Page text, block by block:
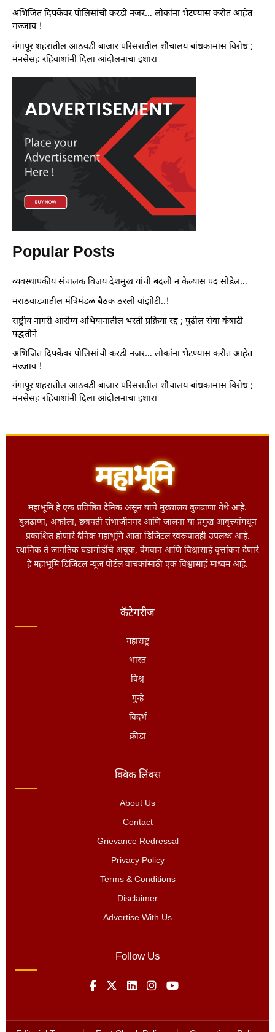
अभिजित दिपकेंवर पोलिसांची करडी नजर… लोकांना भेटण्यास करीत आहेत
मज्जाव !
गंगापूर शहरातील आठवडी बाजार परिसरातील शौचालय बांधकामास विरोध ;
मनसेसह रहिवाशांनी दिला आंदोलनाचा इशारा
Popular Posts
व्यवस्थापकीय संचालक विजय देशमुख यांची बदली न केल्यास पद सोडेल…
मराठवाड्यातील मंत्रिमंडळ बैठक ठरली वांझोटी..!
राष्ट्रीय नागरी आरोग्य अभियानातील भरती प्रक्रिया रद्द ; पुढील सेवा कंत्राटी
पद्धतीने
अभिजित दिपकेंवर पोलिसांची करडी नजर… लोकांना भेटण्यास करीत आहेत
मज्जाव !
गंगापूर शहरातील आठवडी बाजार परिसरातील शौचालय बांधकामास विरोध ;
मनसेसह रहिवाशांनी दिला आंदोलनाचा इशारा
महाभूमि हे एक प्रतिष्ठित दैनिक असून याचे मुख्यालय बुलढाणा येथे आहे.
बुलढाणा, अकोला, छत्रपती संभाजीनगर आणि जालना या प्रमुख आवृत्त्यांमधून
प्रकाशित होणारे दैनिक महाभूमि आता डिजिटल स्वरूपातही उपलब्ध आहे.
स्थानिक ते जागतिक घडामोडींचे अचूक, वेगवान आणि विश्वासार्ह वृत्तांकन देणारे
हे महाभूमि डिजिटल न्यूज पोर्टल वाचकांसाठी एक विश्वासार्ह माध्यम आहे.
कॅटेगरीज
महाराष्ट्र
भारत
विश्व
गुन्हे
विदर्भ
क्रीडा
क्विक लिंक्स
About Us
Contact
Grievance Redressal
Privacy Policy
Terms & Conditions
Disclaimer
Advertise With Us
Follow Us